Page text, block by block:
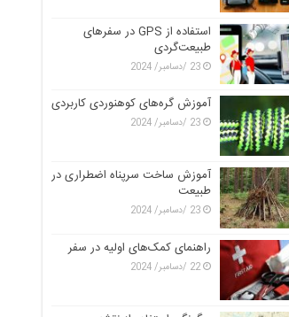
استفاده از GPS در سفرهای
طبیعت‌گردی
23 /دسامبر/ 2024
آموزش گره‌های کوهنوردی کاربردی
23 /دسامبر/ 2024
آموزش ساخت سرپناه اضطراری در
طبیعت
23 /دسامبر/ 2024
راهنمای کمک‌های اولیه در سفر
22 /دسامبر/ 2024